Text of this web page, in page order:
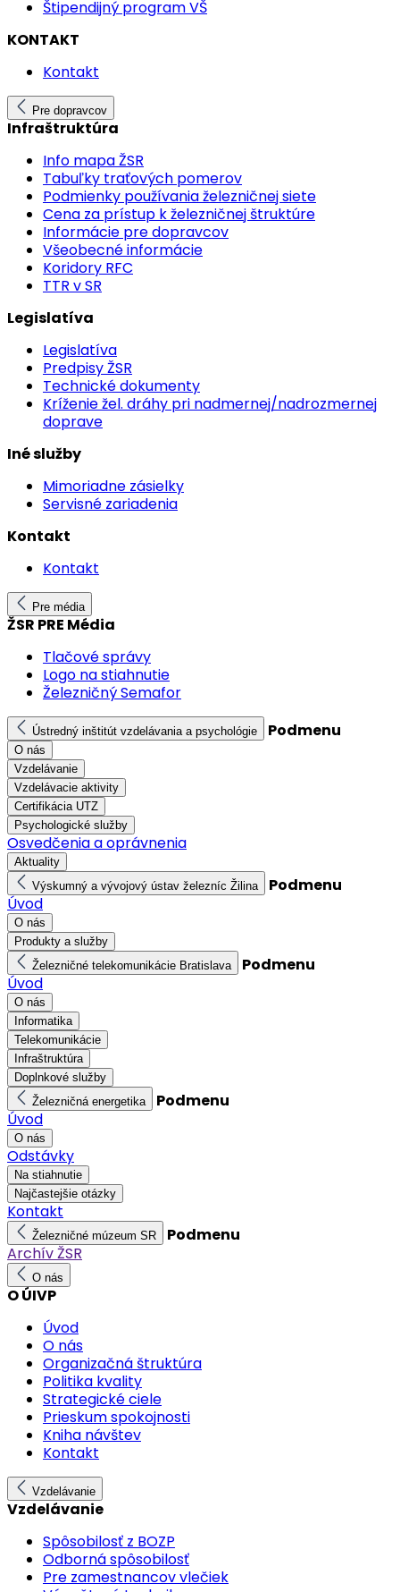
Štipendijný program VŠ
KONTAKT
Kontakt
Pre dopravcov
Infraštruktúra
Info mapa ŽSR
Tabuľky traťových pomerov
Podmienky používania železničnej siete
Cena za prístup k železničnej štruktúre
Informácie pre dopravcov
Všeobecné informácie
Koridory RFC
TTR v SR
Legislatíva
Legislatíva
Predpisy ŽSR
Technické dokumenty
Kríženie žel. dráhy pri nadmernej/nadrozmernej
doprave
Iné služby
Mimoriadne zásielky
Servisné zariadenia
Kontakt
Kontakt
Pre média
ŽSR PRE Média
Tlačové správy
Logo na stiahnutie
Železničný Semafor
Ústredný inštitút vzdelávania a psychológie Podmenu
O nás
Vzdelávanie
Vzdelávacie aktivity
Certifikácia UTZ
Psychologické služby
Osvedčenia a oprávnenia
Aktuality
Výskumný a vývojový ústav železníc Žilina
Podmenu
Úvod
O nás
Produkty a služby
Železničné telekomunikácie Bratislava
Podmenu
Úvod
O nás
Informatika
Telekomunikácie
Infraštruktúra
Doplnkové služby
Železničná energetika
Podmenu
Úvod
O nás
Odstávky
Na stiahnutie
Najčastejšie otázky
Kontakt
Železničné múzeum SR
Podmenu
Archív ŽSR
O nás
O ÚIVP
Úvod
O nás
Organizačná štruktúra
Politika kvality
Strategické ciele
Prieskum spokojnosti
Kniha návštev
Kontakt
Vzdelávanie
Vzdelávanie
Spôsobilosť z BOZP
Odborná spôsobilosť
Pre zamestnancov vlečiek